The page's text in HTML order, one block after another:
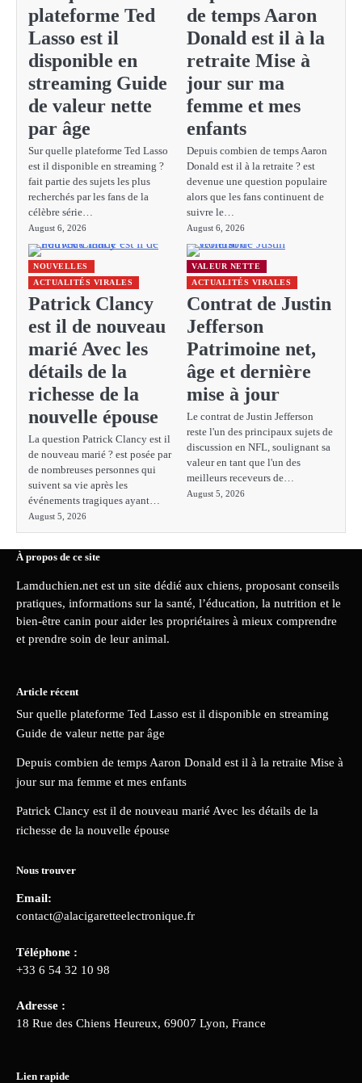
plateforme Ted
Lasso est il
disponible en
streaming Guide
de valeur nette
par âge
Sur quelle plateforme Ted Lasso
est il disponible en streaming ?
fait partie des sujets les plus
recherchés par les fans de la
célèbre série…
August 6, 2026
de temps Aaron
Donald est il à la
retraite Mise à
jour sur ma
femme et mes
enfants
Depuis combien de temps Aaron
Donald est il à la retraite ? est
devenue une question populaire
alors que les fans continuent de
suivre le…
August 6, 2026
NOUVELLES
ACTUALITÉS VIRALES
Patrick Clancy
est il de nouveau
marié Avec les
détails de la
richesse de la
nouvelle épouse
La question Patrick Clancy est il
de nouveau marié ? est posée par
de nombreuses personnes qui
suivent sa vie après les
événements tragiques ayant…
August 5, 2026
VALEUR NETTE
ACTUALITÉS VIRALES
Contrat de Justin
Jefferson
Patrimoine net,
âge et dernière
mise à jour
Le contrat de Justin Jefferson
reste l'un des principaux sujets de
discussion en NFL, soulignant sa
valeur en tant que l'un des
meilleurs receveurs de…
August 5, 2026
À propos de ce site
Lamduchien.net est un site dédié aux chiens, proposant conseils
pratiques, informations sur la santé, l’éducation, la nutrition et le
bien-être canin pour aider les propriétaires à mieux comprendre
et prendre soin de leur animal.
Article récent
Sur quelle plateforme Ted Lasso est il disponible en streaming
Guide de valeur nette par âge
Depuis combien de temps Aaron Donald est il à la retraite Mise à
jour sur ma femme et mes enfants
Patrick Clancy est il de nouveau marié Avec les détails de la
richesse de la nouvelle épouse
Nous trouver
Email:
contact@alacigaretteelectronique.fr
Téléphone :
+33 6 54 32 10 98
Adresse :
18 Rue des Chiens Heureux, 69007 Lyon, France
Lien rapide